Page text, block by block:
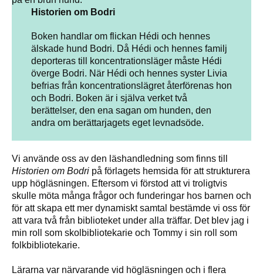
Historien om Bodri
Boken handlar om flickan Hédi och hennes
älskade hund Bodri. Då Hédi och hennes familj
deporteras till koncentrationsläger måste Hédi
överge Bodri. När Hédi och hennes syster Livia
befrias från koncentrationslägret återförenas hon
och Bodri. Boken är i själva verket två
berättelser, den ena sagan om hunden, den
andra om berättarjagets eget levnadsöde.
Vi använde oss av den läshandledning som finns till
Historien om Bodri på förlagets hemsida för att strukturera
upp högläsningen. Eftersom vi förstod att vi troligtvis
skulle möta många frågor och funderingar hos barnen och
för att skapa ett mer dynamiskt samtal bestämde vi oss för
att vara två från biblioteket under alla träffar. Det blev jag i
min roll som skolbibliotekarie och Tommy i sin roll som
folkbibliotekarie.
Lärarna var närvarande vid högläsningen och i flera